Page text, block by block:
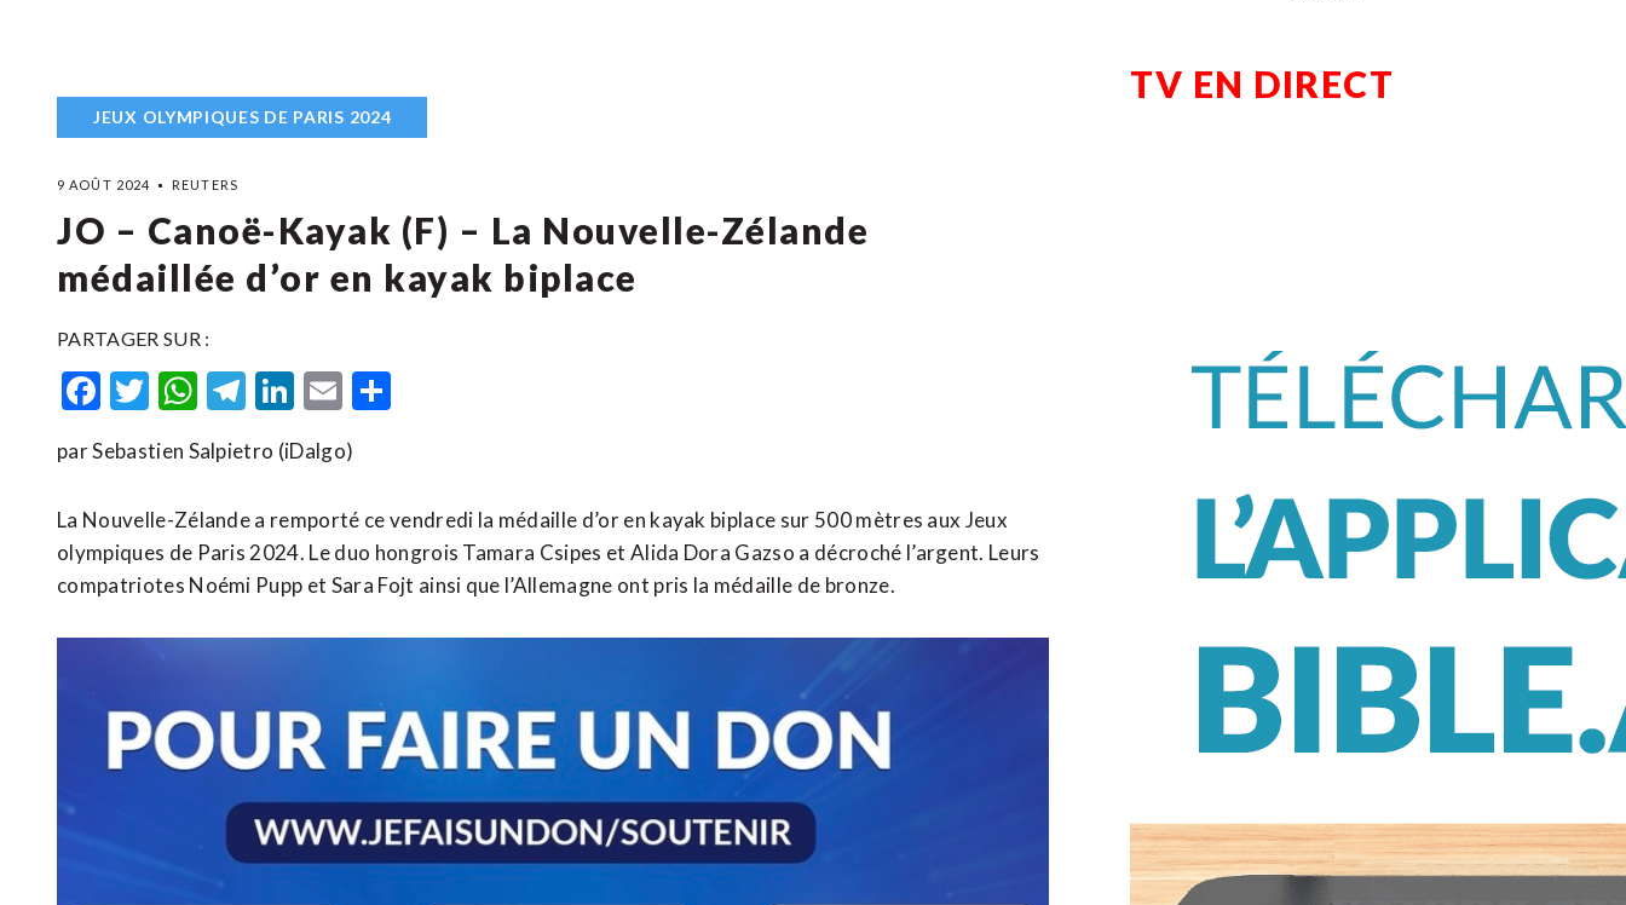
JEUX OLYMPIQUES DE PARIS 2024
9 AOÛT 2024 REUTERS
JO – Canoë-Kayak (F) – La Nouvelle-Zélande
médaillée d’or en kayak biplace
PARTAGER SUR :
Facebook
Twitter
WhatsApp
Telegram
LinkedIn
Email
par Sebastien Salpietro (iDalgo)
La Nouvelle-Zélande a remporté ce vendredi la médaille d’or en kayak biplace sur 500 mètres aux Jeux
olympiques de Paris 2024. Le duo hongrois Tamara Csipes et Alida Dora Gazso a décroché l’argent. Leurs
compatriotes Noémi Pupp et Sara Fojt ainsi que l’Allemagne ont pris la médaille de bronze.
TV EN DIRECT